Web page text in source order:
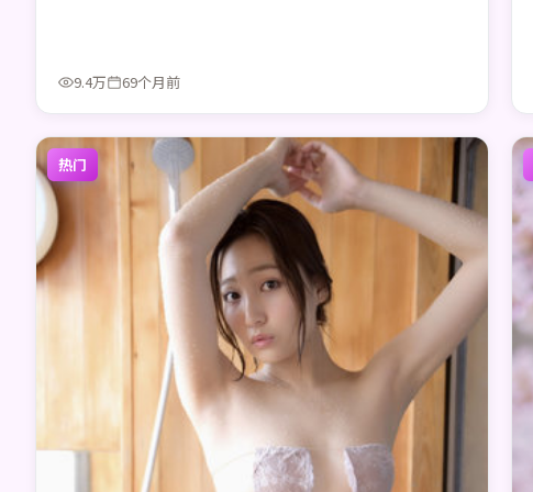
9.4万 69个月前
热门